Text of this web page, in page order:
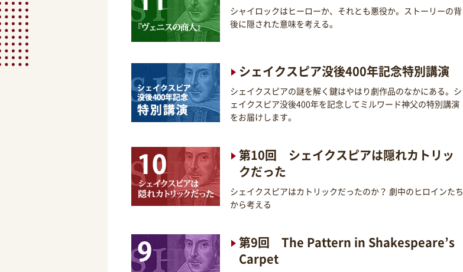
シャイロックはヒーローか、それとも悪役か。ストーリーの背
後に隠された意味を考える。
シェイクスピア没後400年記念特別講演
シェイクスピアの謎を解く鍵はやはり劇作品のなかにある。シ
ェイクスピア没後400年を記念してミルワード神父の特別講演
をお届けします。
第10回 シェイクスピアは隠れカトリッ
クだった
シェイクスピアはカトリックだったのか？ 劇中のヒロインたち
から考える
第9回 The Pattern in Shakespeare’s
Carpet